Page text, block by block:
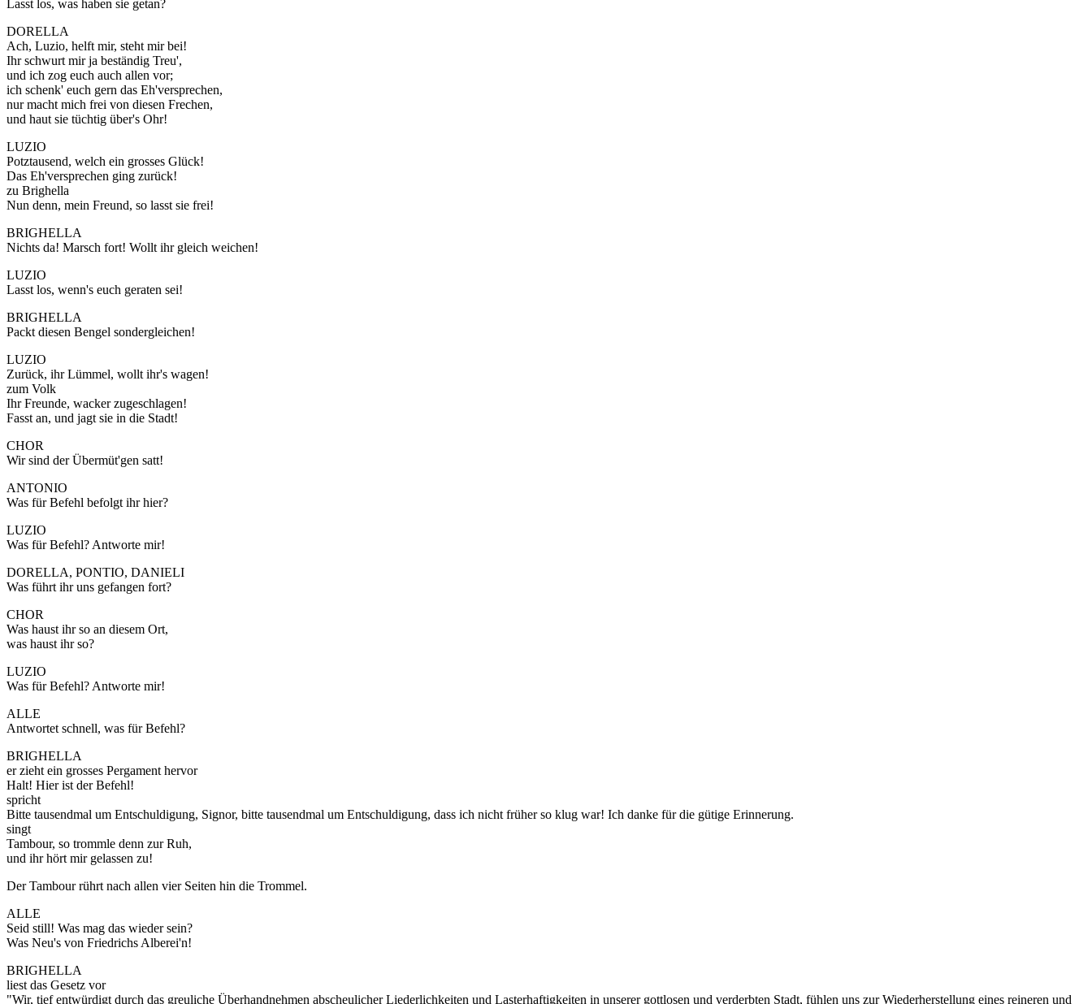
Lasst los, was haben sie getan?
DORELLA
Ach, Luzio, helft mir, steht mir bei!
Ihr schwurt mir ja beständig Treu',
und ich zog euch auch allen vor;
ich schenk' euch gern das Eh'versprechen,
nur macht mich frei von diesen Frechen,
und haut sie tüchtig über's Ohr!
LUZIO
Potztausend, welch ein grosses Glück!
Das Eh'versprechen ging zurück!
zu Brighella
Nun denn, mein Freund, so lasst sie frei!
BRIGHELLA
Nichts da! Marsch fort! Wollt ihr gleich weichen!
LUZIO
Lasst los, wenn's euch geraten sei!
BRIGHELLA
Packt diesen Bengel sondergleichen!
LUZIO
Zurück, ihr Lümmel, wollt ihr's wagen!
zum Volk
Ihr Freunde, wacker zugeschlagen!
Fasst an, und jagt sie in die Stadt!
CHOR
Wir sind der Übermüt'gen satt!
ANTONIO
Was für Befehl befolgt ihr hier?
LUZIO
Was für Befehl? Antworte mir!
DORELLA, PONTIO, DANIELI
Was führt ihr uns gefangen fort?
CHOR
Was haust ihr so an diesem Ort,
was haust ihr so?
LUZIO
Was für Befehl? Antworte mir!
ALLE
Antwortet schnell, was für Befehl?
BRIGHELLA
er zieht ein grosses Pergament hervor
Halt! Hier ist der Befehl!
spricht
Bitte tausendmal um Entschuldigung, Signor, bitte tausendmal um Entschuldigung, dass ich nicht früher so klug war! Ich danke für die gütige Erinnerung.
singt
Tambour, so trommle denn zur Ruh,
und ihr hört mir gelassen zu!
Der Tambour rührt nach allen vier Seiten hin die Trommel.
ALLE
Seid still! Was mag das wieder sein?
Was Neu's von Friedrichs Alberei'n!
BRIGHELLA
liest das Gesetz vor
"Wir, tief entwürdigt durch das greuliche Überhandnehmen abscheulicher Liederlichkeiten und Lasterhaftigkeiten in unserer gottlosen und verderbten Stadt, fühlen uns zur Wiederherstellung eines reineren und